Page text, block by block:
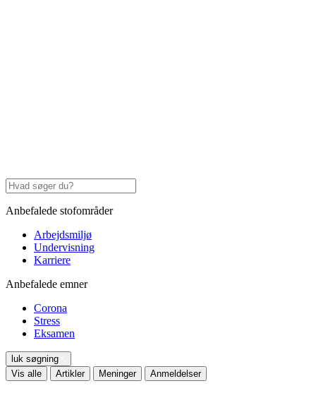
Anbefalede stofområder
Arbejdsmiljø
Undervisning
Karriere
Anbefalede emner
Corona
Stress
Eksamen
luk søgning
Vis alle
Artikler Meninger Anmeldelser